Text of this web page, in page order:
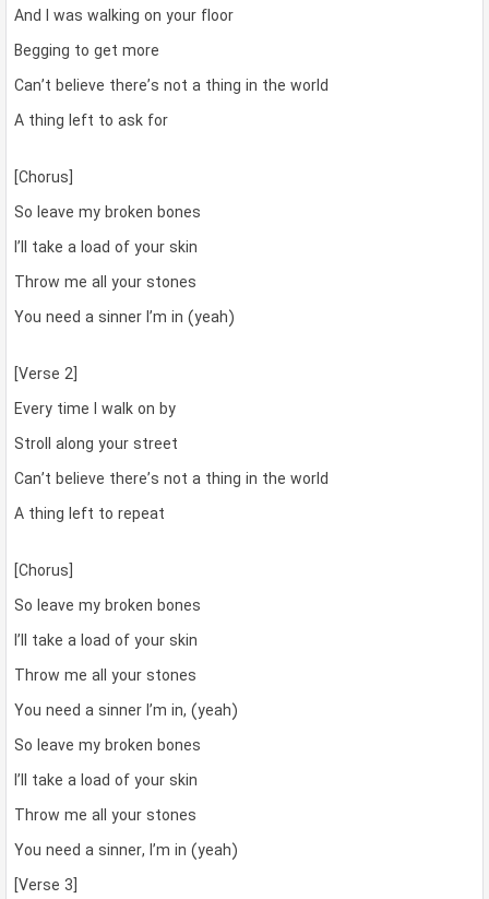
And I was walking on your floor
Begging to get more
Can’t believe there’s not a thing in the world
A thing left to ask for
[Chorus]
So leave my broken bones
I’ll take a load of your skin
Throw me all your stones
You need a sinner I’m in (yeah)
[Verse 2]
Every time I walk on by
Stroll along your street
Can’t believe there’s not a thing in the world
A thing left to repeat
[Chorus]
So leave my broken bones
I’ll take a load of your skin
Throw me all your stones
You need a sinner I’m in, (yeah)
So leave my broken bones
I’ll take a load of your skin
Throw me all your stones
You need a sinner, I’m in (yeah)
[Verse 3]